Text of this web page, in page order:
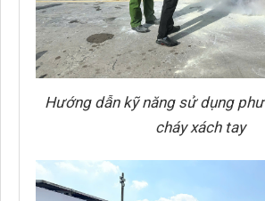
Hướng dẫn kỹ năng sử dụng
cháy xách tay